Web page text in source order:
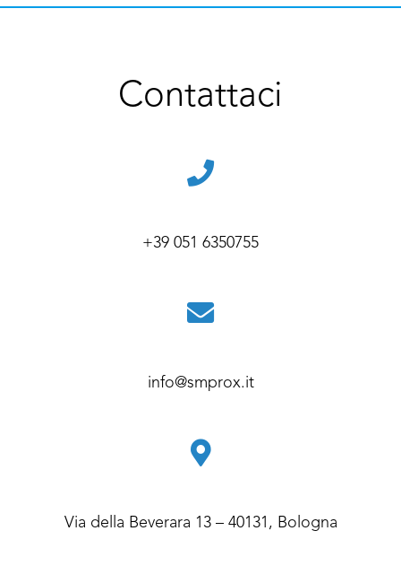
Contattaci
+39 051 6350755
info@smprox.it
Via della Beverara 13 – 40131, Bologna